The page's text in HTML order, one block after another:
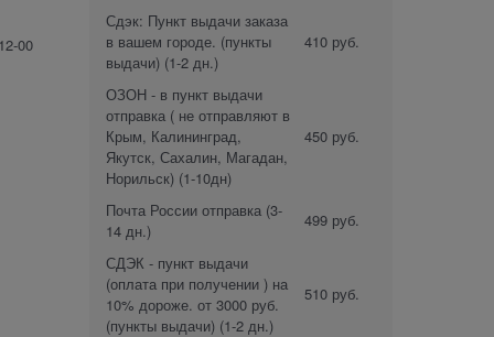
00
Сдэк: Пункт выдачи заказа
в вашем городе. (пункты
выдачи) (1-2 дн.)
410 руб.
ОЗОН - в пункт выдачи
отправка ( не отправляют в
Крым, Калининград,
Якутск, Сахалин, Магадан,
Норильск) (1-10дн)
450 руб.
Почта России отправка (3-
14 дн.)
499 руб.
СДЭК - пункт выдачи
(оплата при получении ) на
10% дороже. от 3000 руб.
(пункты выдачи) (1-2 дн.)
510 руб.